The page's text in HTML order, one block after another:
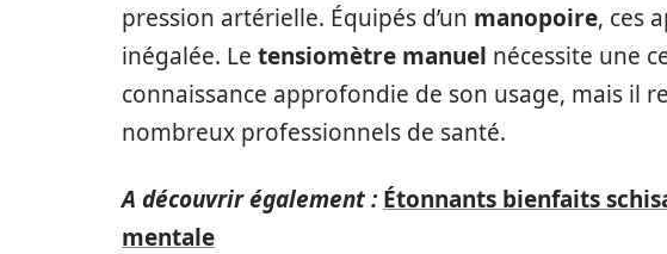
pression artérielle. Équipés d’un manopoire, ces
inégalée. Le tensiomètre manuel nécessite une
connaissance approfondie de son usage, mais il
nombreux professionnels de santé.
A découvrir également : Étonnants bienfaits
mentale